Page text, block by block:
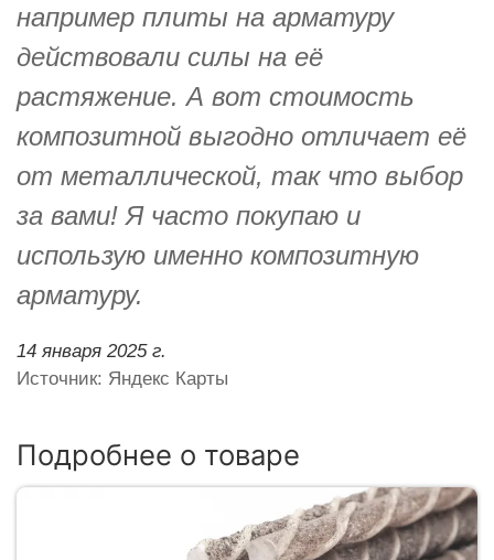
например плиты на арматуру
действовали силы на её
растяжение. А вот стоимость
композитной выгодно отличает её
от металлической, так что выбор
за вами! Я часто покупаю и
использую именно композитную
арматуру.
14 января 2025 г.
Источник: Яндекс Карты
Подробнее о товаре